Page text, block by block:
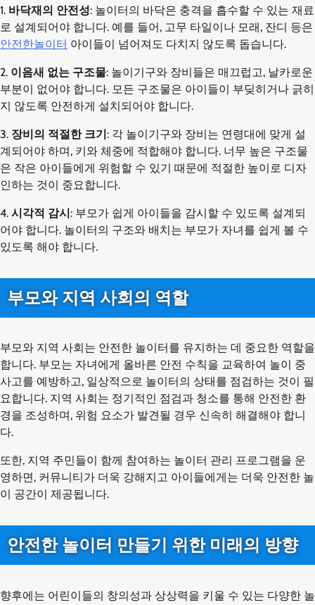
1. 바닥재의 안전성: 놀이터의 바닥은 충격을 흡수할 수 있는 재료
로 설계되어야 합니다. 예를 들어, 고무 타일이나 모래, 잔디 등은
안전한놀이터 아이들이 넘어져도 다치지 않도록 돕습니다.
2. 이음새 없는 구조물: 놀이기구와 장비들은 매끄럽고, 날카로운
부분이 없어야 합니다. 모든 구조물은 아이들이 부딪히거나 긁히
지 않도록 안전하게 설치되어야 합니다.
3. 장비의 적절한 크기: 각 놀이기구와 장비는 연령대에 맞게 설
계되어야 하며, 키와 체중에 적합해야 합니다. 너무 높은 구조물
은 작은 아이들에게 위험할 수 있기 때문에 적절한 높이로 디자
인하는 것이 중요합니다.
4. 시각적 감시: 부모가 쉽게 아이들을 감시할 수 있도록 설계되
어야 합니다. 놀이터의 구조와 배치는 부모가 자녀를 쉽게 볼 수
있도록 해야 합니다.
부모와 지역 사회의 역할
부모와 지역 사회는 안전한 놀이터를 유지하는 데 중요한 역할을
합니다. 부모는 자녀에게 올바른 안전 수칙을 교육하여 놀이 중
사고를 예방하고, 일상적으로 놀이터의 상태를 점검하는 것이 필
요합니다. 지역 사회는 정기적인 점검과 청소를 통해 안전한 환
경을 조성하며, 위험 요소가 발견될 경우 신속히 해결해야 합니
다.
또한, 지역 주민들이 함께 참여하는 놀이터 관리 프로그램을 운
영하면, 커뮤니티가 더욱 강해지고 아이들에게는 더욱 안전한 놀
이 공간이 제공됩니다.
안전한 놀이터 만들기 위한 미래의 방향
향후에는 어린이들의 창의성과 상상력을 키울 수 있는 다양한 놀